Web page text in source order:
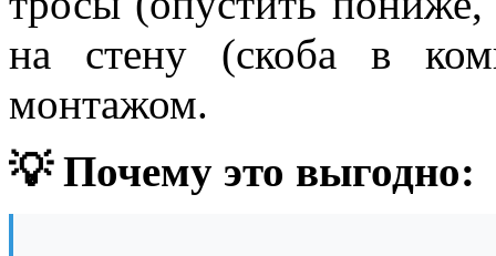
на стену (скоба в
монтажом.
💡 Почему это выгодно: